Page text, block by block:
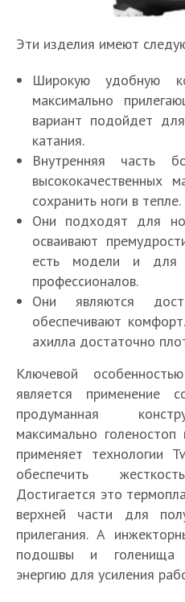
Эти изделия имеют
Широкую удобную
максимально
вариант подойдет для
катания.
Внутренняя часть
высококачественных
сохранить ноги в тепле.
Они подходят для
осваивают
есть модели и для
профессионалов.
Они являются
обеспечивают
ахилла достаточно
Ключевой
является применение
продуманная
максимально
применяет технологии
обеспечить
Достигается это
верхней части для
прилегания. А
подошвы и голенища
энергию для усиления